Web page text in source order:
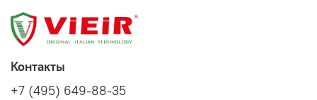
Контакты
+7 (495) 649-88-35